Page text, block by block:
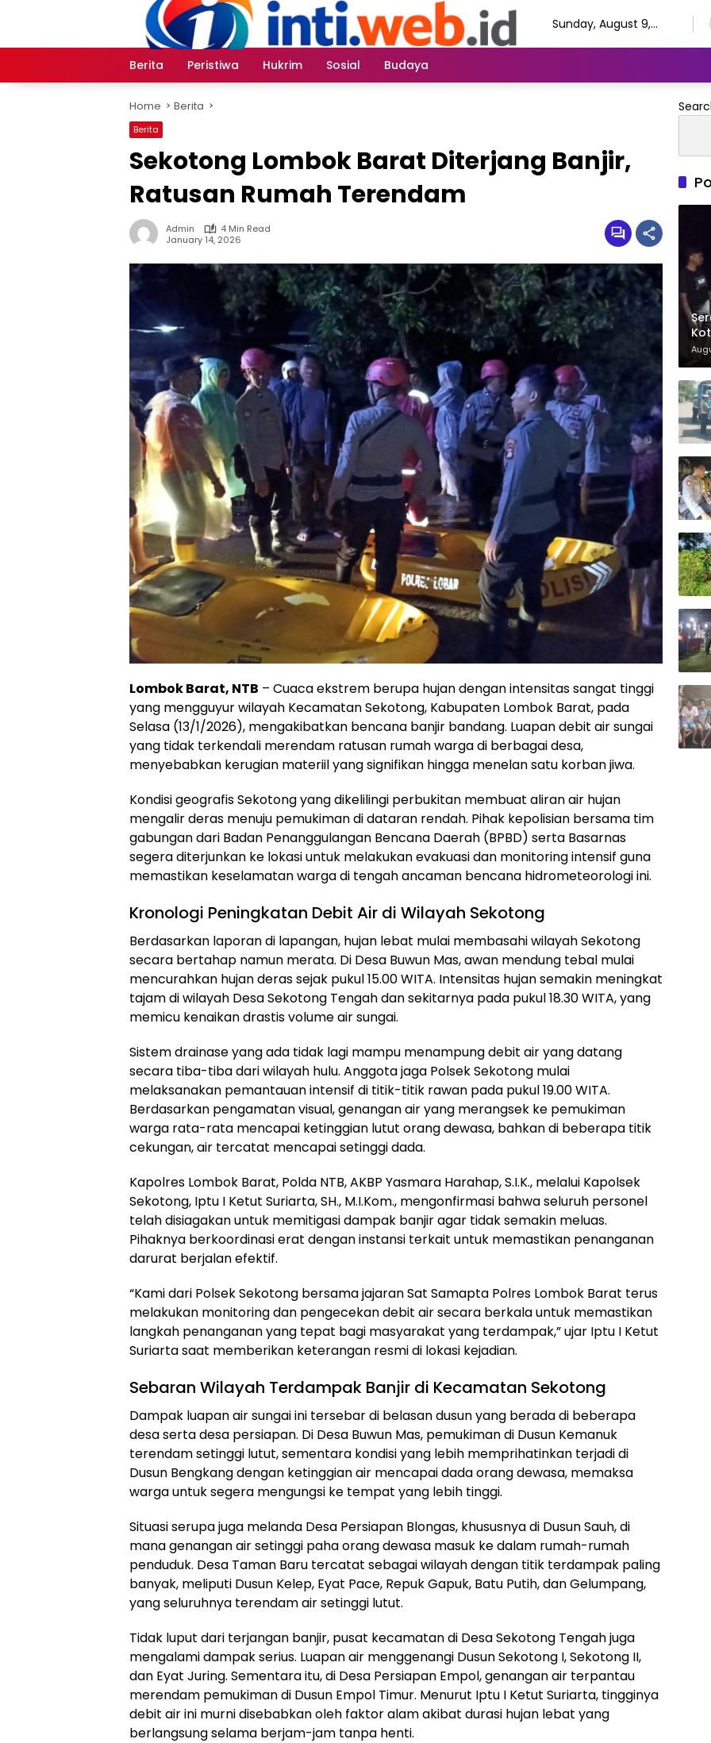
Sunday, August 9,
Berita
Peristiwa Hukrim Sosial Budaya
Home Berita
Berita
Sekotong Lombok Barat Diterjang Banjir,
Ratusan Rumah Terendam
Admin
4 Min Read
January 14, 2026
Lombok Barat, NTB – Cuaca ekstrem berupa hujan dengan intensitas sangat tinggi
yang mengguyur wilayah Kecamatan Sekotong, Kabupaten Lombok Barat, pada
Selasa (13/1/2026), mengakibatkan bencana banjir bandang. Luapan debit air sungai
yang tidak terkendali merendam ratusan rumah warga di berbagai desa,
menyebabkan kerugian materiil yang signifikan hingga menelan satu korban jiwa.
Kondisi geografis Sekotong yang dikelilingi perbukitan membuat aliran air hujan
mengalir deras menuju pemukiman di dataran rendah. Pihak kepolisian bersama tim
gabungan dari Badan Penanggulangan Bencana Daerah (BPBD) serta Basarnas
segera diterjunkan ke lokasi untuk melakukan evakuasi dan monitoring intensif guna
memastikan keselamatan warga di tengah ancaman bencana hidrometeorologi ini.
Kronologi Peningkatan Debit Air di Wilayah Sekotong
Berdasarkan laporan di lapangan, hujan lebat mulai membasahi wilayah Sekotong
secara bertahap namun merata. Di Desa Buwun Mas, awan mendung tebal mulai
mencurahkan hujan deras sejak pukul 15.00 WITA. Intensitas hujan semakin meningkat
tajam di wilayah Desa Sekotong Tengah dan sekitarnya pada pukul 18.30 WITA, yang
memicu kenaikan drastis volume air sungai.
Sistem drainase yang ada tidak lagi mampu menampung debit air yang datang
secara tiba-tiba dari wilayah hulu. Anggota jaga Polsek Sekotong mulai
melaksanakan pemantauan intensif di titik-titik rawan pada pukul 19.00 WITA.
Berdasarkan pengamatan visual, genangan air yang merangsek ke pemukiman
warga rata-rata mencapai ketinggian lutut orang dewasa, bahkan di beberapa titik
cekungan, air tercatat mencapai setinggi dada.
Kapolres Lombok Barat, Polda NTB, AKBP Yasmara Harahap, S.I.K., melalui Kapolsek
Sekotong, Iptu I Ketut Suriarta, SH., M.I.Kom., mengonfirmasi bahwa seluruh personel
telah disiagakan untuk memitigasi dampak banjir agar tidak semakin meluas.
Pihaknya berkoordinasi erat dengan instansi terkait untuk memastikan penanganan
darurat berjalan efektif.
“Kami dari Polsek Sekotong bersama jajaran Sat Samapta Polres Lombok Barat terus
melakukan monitoring dan pengecekan debit air secara berkala untuk memastikan
langkah penanganan yang tepat bagi masyarakat yang terdampak,” ujar Iptu I Ketut
Suriarta saat memberikan keterangan resmi di lokasi kejadian.
Sebaran Wilayah Terdampak Banjir di Kecamatan Sekotong
Dampak luapan air sungai ini tersebar di belasan dusun yang berada di beberapa
desa serta desa persiapan. Di Desa Buwun Mas, pemukiman di Dusun Kemanuk
terendam setinggi lutut, sementara kondisi yang lebih memprihatinkan terjadi di
Dusun Bengkang dengan ketinggian air mencapai dada orang dewasa, memaksa
warga untuk segera mengungsi ke tempat yang lebih tinggi.
Situasi serupa juga melanda Desa Persiapan Blongas, khususnya di Dusun Sauh, di
mana genangan air setinggi paha orang dewasa masuk ke dalam rumah-rumah
penduduk. Desa Taman Baru tercatat sebagai wilayah dengan titik terdampak paling
banyak, meliputi Dusun Kelep, Eyat Pace, Repuk Gapuk, Batu Putih, dan Gelumpang,
yang seluruhnya terendam air setinggi lutut.
Tidak luput dari terjangan banjir, pusat kecamatan di Desa Sekotong Tengah juga
mengalami dampak serius. Luapan air menggenangi Dusun Sekotong I, Sekotong II,
dan Eyat Juring. Sementara itu, di Desa Persiapan Empol, genangan air terpantau
merendam pemukiman di Dusun Empol Timur. Menurut Iptu I Ketut Suriarta, tingginya
debit air ini murni disebabkan oleh faktor alam akibat durasi hujan lebat yang
berlangsung selama berjam-jam tanpa henti.